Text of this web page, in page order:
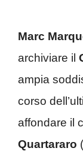
Marc
archiviare il
ampia
corso
affondare il
Quartararo